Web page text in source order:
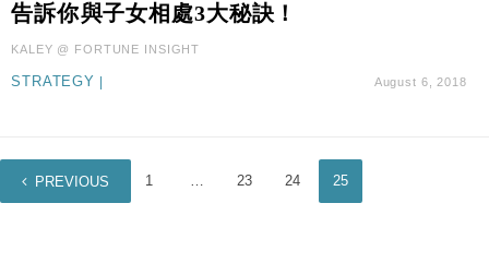
10:57
財經｜美商務部擬擴大金屬關稅範圍 14類產品或加徵
25%
18:15
本地｜新世界K11 9月升級會員制度 增鉑金卡級別鎖
16:33
財經｜滙控重啟最多10億美元回購 派息比率目標維持
50%
告訴你與子女相處3大秘訣！
KALEY @ FORTUNE INSIGHT
STRATEGY August 6, 2018
PREVIOUS 1 … 23 24 25